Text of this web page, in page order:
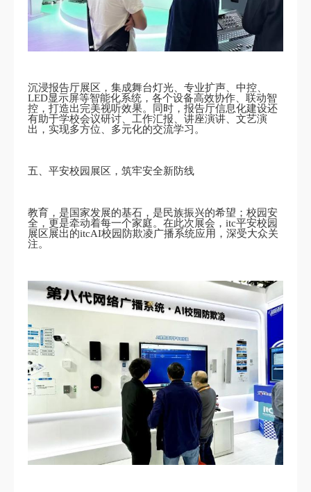
沉浸报告厅展区，集成舞台灯光、专业扩声、中控、
LED显示屏等智能化系统，各个设备高效协作、联动智
控，打造出完美视听效果。同时，报告厅信息化建设还
有助于学校会议研讨、工作汇报、讲座演讲、文艺演
出，实现多方位、多元化的交流学习。
五、平安校园展区，筑牢安全新防线
教育，是国家发展的基石，是民族振兴的希望；校园安
全，更是牵动着每一个家庭。在此次展会，itc平安校园
展区展出的itcAI校园防欺凌广播系统应用，深受大众关
注。